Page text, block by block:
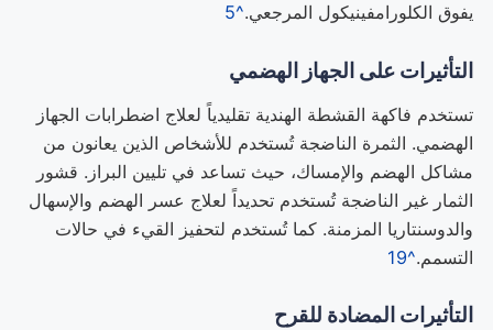
يفوق الكلورامفينيكول المرجعي.^5
التأثيرات على الجهاز الهضمي
تستخدم فاكهة القشطة الهندية تقليدياً لعلاج اضطرابات الجهاز
الهضمي. الثمرة الناضجة تُستخدم للأشخاص الذين يعانون من
مشاكل الهضم والإمساك، حيث تساعد في تليين البراز. قشور
الثمار غير الناضجة تُستخدم تحديداً لعلاج عسر الهضم والإسهال
والدوسنتاريا المزمنة. كما تُستخدم لتحفيز القيء في حالات
التسمم.^19
التأثيرات المضادة للقرح